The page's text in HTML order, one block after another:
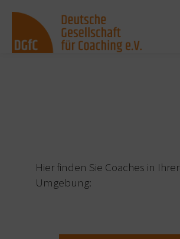
Hier finden Sie Coaches in Ihrer
Umgebung: